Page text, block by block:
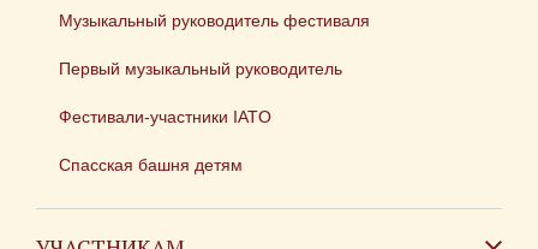
Музыкальный руководитель фестиваля
Первый музыкальный руководитель
Фестивали-участники IATO
Спасская башня детям